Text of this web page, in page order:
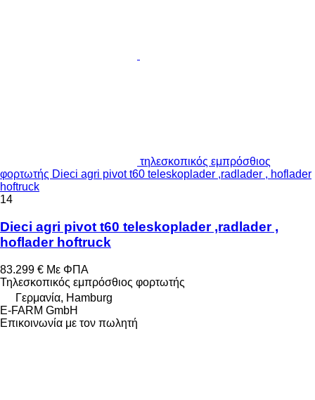
τηλεσκοπικός εμπρόσθιος
φορτωτής Dieci agri pivot t60 teleskoplader ,radlader , hoflader
hoftruck
14
Dieci agri pivot t60 teleskoplader ,radlader ,
hoflader hoftruck
83.299 € Με ΦΠΑ
Τηλεσκοπικός εμπρόσθιος φορτωτής
Γερμανία, Hamburg
E-FARM GmbH
Επικοινωνία με τον πωλητή